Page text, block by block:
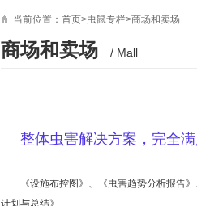
当前位置： 首页>虫鼠专栏>商场和卖场
商场和卖场 / Mall
整体虫害解决方案，完全
《设施布控图》、《虫害趋势分析报告
计划与总结》......